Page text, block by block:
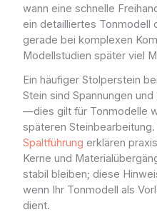
wann eine schnelle
ein detailliertes Tonmodell
gerade bei komplexen
Modellstudien später viel
Ein häufiger Stolperstein
Stein sind Spannungen
—dies gilt für Tonmodelle
späteren
Spaltführung erklären
Kerne und
stabil bleiben; diese
wenn Ihr Tonmodell als
dient.